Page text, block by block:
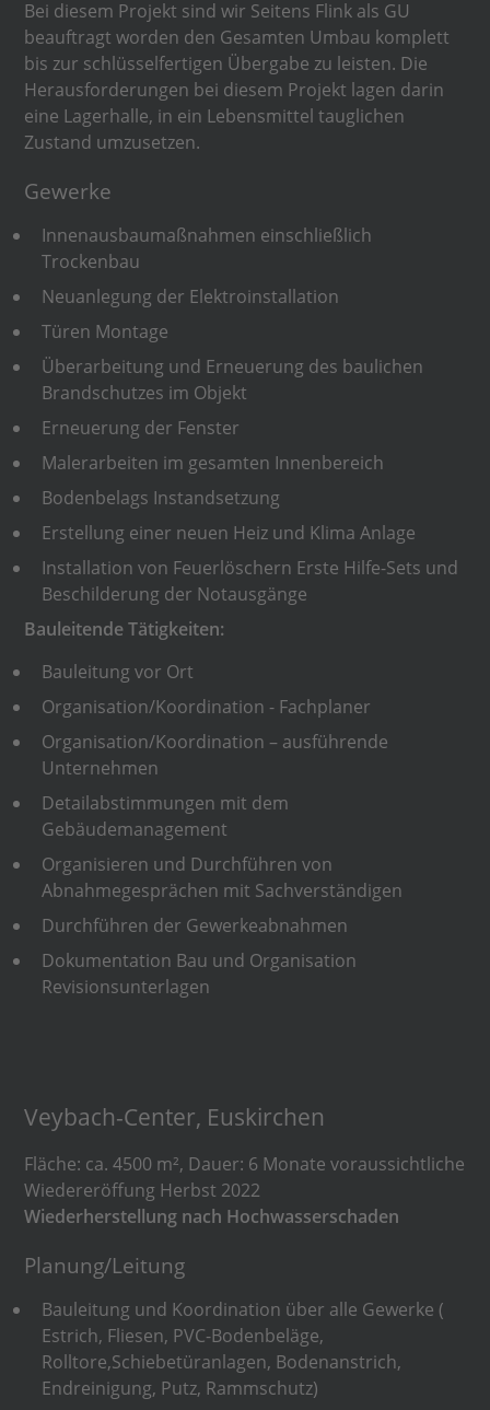
Bei diesem Projekt sind wir Seitens Flink als GU
beauftragt worden den Gesamten Umbau komplett
bis zur schlüsselfertigen Übergabe zu leisten. Die
Herausforderungen bei diesem Projekt lagen darin
eine Lagerhalle, in ein Lebensmittel tauglichen
Zustand umzusetzen.
Gewerke
Innenausbaumaßnahmen einschließlich
Trockenbau
Neuanlegung der Elektroinstallation
Türen Montage
Überarbeitung und Erneuerung des baulichen
Brandschutzes im Objekt
Erneuerung der Fenster
Malerarbeiten im gesamten Innenbereich
Bodenbelags Instandsetzung
Erstellung einer neuen Heiz und Klima Anlage
Installation von Feuerlöschern Erste Hilfe-Sets und
Beschilderung der Notausgänge
Bauleitende Tätigkeiten:
Bauleitung vor Ort
Organisation/Koordination - Fachplaner
Organisation/Koordination – ausführende
Unternehmen
Detailabstimmungen mit dem
Gebäudemanagement
Organisieren und Durchführen von
Abnahmegesprächen mit Sachverständigen
Durchführen der Gewerkeabnahmen
Dokumentation Bau und Organisation
Revisionsunterlagen
Veybach-Center, Euskirchen
Fläche: ca. 4500 m², Dauer: 6 Monate voraussichtliche
Wiedereröffung Herbst 2022
Wiederherstellung nach Hochwasserschaden
Planung/Leitung
Bauleitung und Koordination über alle Gewerke (
Estrich, Fliesen, PVC-Bodenbeläge,
Rolltore,Schiebetüranlagen, Bodenanstrich,
Endreinigung, Putz, Rammschutz)